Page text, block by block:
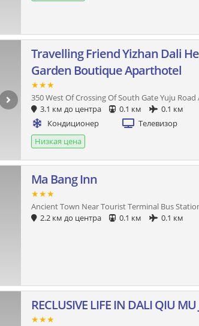
Travelling Friend Yizhan Dali
Garden Boutique Aparthotel
★★★
350 West Of Crossing Of South Gate Yuju
3.1 км до центра
0.1 км
0.1 км
Кондиционер
Телевизор
Низкая цена
Ma Bang Inn
★★★
Ancient Town Near Tourist Terminal Bus
2.2 км до центра
0.1 км 0.1 км
RECLUSIVE LIFE IN DALI QIU MU
★★★